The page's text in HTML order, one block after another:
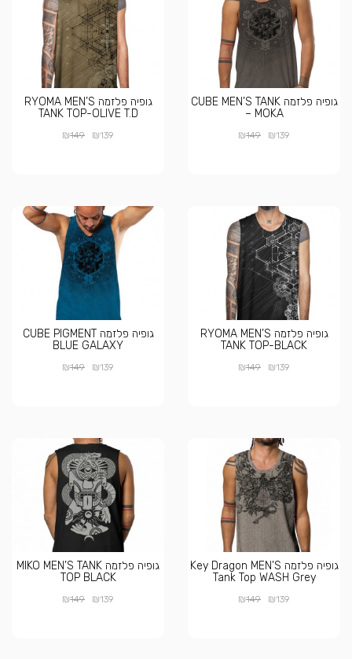
גופיה פלזמה CUBE MEN’S TANK
– MOKA
₪139
₪149
גופיה פלזמה RYOMA MEN’S
TANK TOP-OLIVE T.D
₪139
₪149
גופיה פלזמה RYOMA MEN’S
TANK TOP-BLACK
₪139
₪149
גופיה פלזמה CUBE PIGMENT
BLUE GALAXY
₪139
₪149
גופיה פלזמה Key Dragon MEN’S
Tank Top WASH Grey
₪139
₪149
גופיה פלזמה MIKO MEN’S TANK
TOP BLACK
₪139
₪149